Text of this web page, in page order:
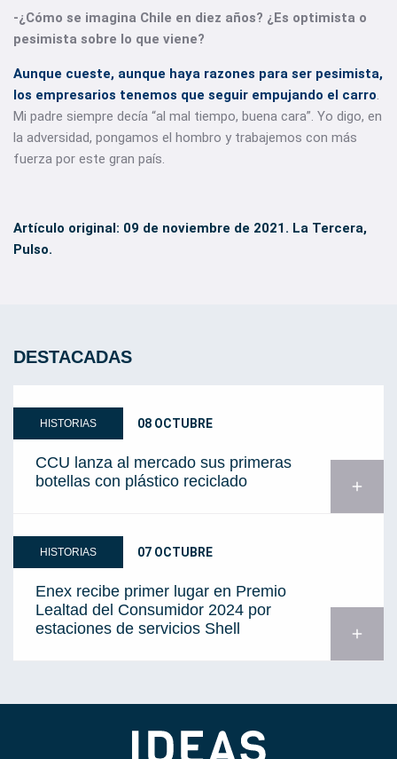
-¿Cómo se imagina Chile en diez años? ¿Es optimista o
pesimista sobre lo que viene?
Aunque cueste, aunque haya razones para ser pesimista,
los empresarios tenemos que seguir empujando el carro.
Mi padre siempre decía “al mal tiempo, buena cara”. Yo digo, en
la adversidad, pongamos el hombro y trabajemos con más
fuerza por este gran país.
Artículo original: 09 de noviembre de 2021. La Tercera,
Pulso.
DESTACADAS
HISTORIAS 08 OCTUBRE
CCU lanza al mercado sus primeras
botellas con plástico reciclado
add
HISTORIAS 07 OCTUBRE
Enex recibe primer lugar en Premio
Lealtad del Consumidor 2024 por
estaciones de servicios Shell
add